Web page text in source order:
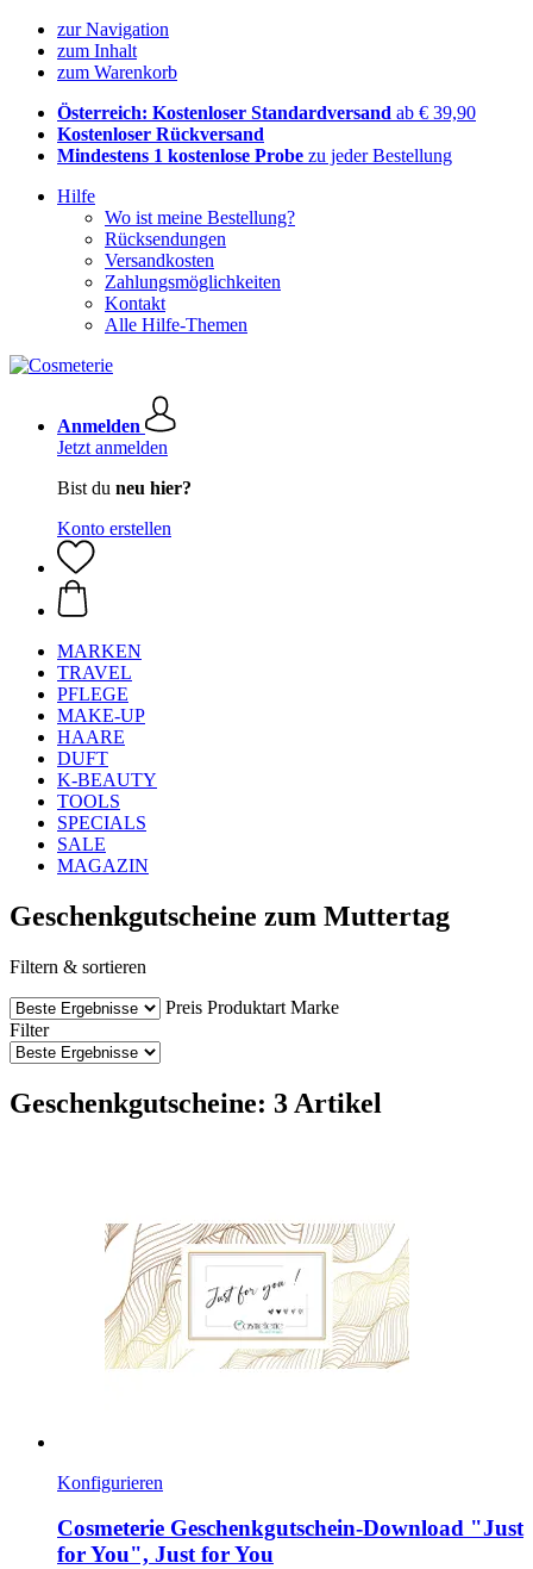
zur Navigation
zum Inhalt
zum Warenkorb
Österreich: Kostenloser Standardversand ab € 39,90
Kostenloser Rückversand
Mindestens 1 kostenlose Probe zu jeder Bestellung
Hilfe
Wo ist meine Bestellung?
Rücksendungen
Versandkosten
Zahlungsmöglichkeiten
Kontakt
Alle Hilfe-Themen
Anmelden
Jetzt anmelden
Bist du neu hier?
Konto erstellen
MARKEN
TRAVEL
PFLEGE
MAKE-UP
HAARE
DUFT
K-BEAUTY
TOOLS
SPECIALS
SALE
MAGAZIN
Geschenkgutscheine zum Muttertag
Filtern & sortieren
Preis Produktart Marke
Filter
Geschenkgutscheine: 3 Artikel
Konfigurieren
Cosmeterie Geschenkgutschein-​Download "Just
for You", Just for You